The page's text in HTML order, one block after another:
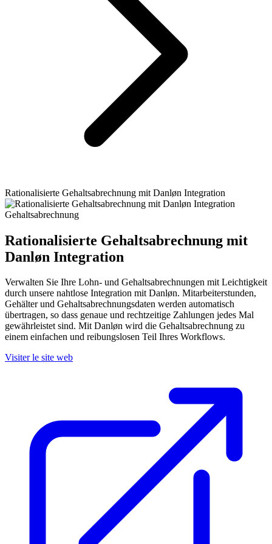
Rationalisierte Gehaltsabrechnung mit Danløn Integration
Gehaltsabrechnung
Rationalisierte Gehaltsabrechnung mit
Danløn Integration
Verwalten Sie Ihre Lohn- und Gehaltsabrechnungen mit Leichtigkeit
durch unsere nahtlose Integration mit Danløn. Mitarbeiterstunden,
Gehälter und Gehaltsabrechnungsdaten werden automatisch
übertragen, so dass genaue und rechtzeitige Zahlungen jedes Mal
gewährleistet sind. Mit Danløn wird die Gehaltsabrechnung zu
einem einfachen und reibungslosen Teil Ihres Workflows.
Visiter le site web